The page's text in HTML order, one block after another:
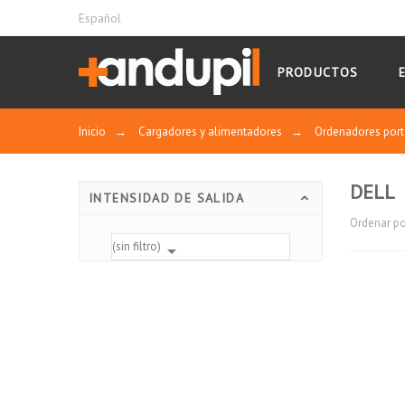
Español
PRODUCTOS
Inicio → Cargadores y alimentadores → Ordenadores
INTENSIDAD DE SALIDA
(sin filtro) 
DELL
Ordenar